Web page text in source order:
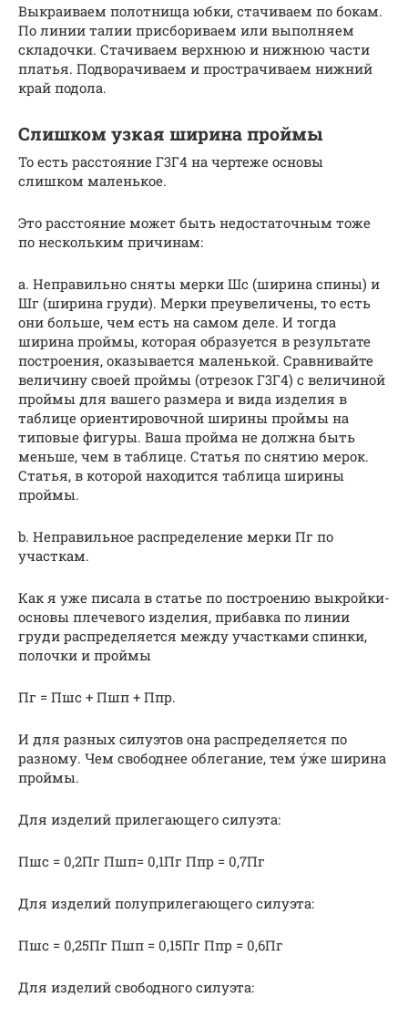
Выкраиваем полотнища юбки, стачиваем по бокам.
По линии талии присбориваем или выполняем
складочки. Стачиваем верхнюю и нижнюю части
платья. Подворачиваем и прострачиваем нижний
край подола.
Слишком узкая ширина проймы
То есть расстояние Г3Г4 на чертеже основы
слишком маленькое.
Это расстояние может быть недостаточным тоже
по нескольким причинам:
a. Неправильно сняты мерки Шс (ширина спины) и
Шг (ширина груди). Мерки преувеличены, то есть
они больше, чем есть на самом деле. И тогда
ширина проймы, которая образуется в результате
построения, оказывается маленькой. Сравнивайте
величину своей проймы (отрезок Г3Г4) с величиной
проймы для вашего размера и вида изделия в
таблице ориентировочной ширины проймы на
типовые фигуры. Ваша пройма не должна быть
меньше, чем в таблице. Статья по снятию мерок.
Статья, в которой находится таблица ширины
проймы.
b. Неправильное распределение мерки Пг по
участкам.
Как я уже писала в статье по построению выкройки-
основы плечевого изделия, прибавка по линии
груди распределяется между участками спинки,
полочки и проймы
Пг = Пшс + Пшп + Ппр.
И для разных силуэтов она распределяется по
разному. Чем свободнее облегание, тем ýже ширина
проймы.
Для изделий прилегающего силуэта:
Пшс = 0,2Пг Пшп= 0,1Пг Ппр = 0,7Пг
Для изделий полуприлегающего силуэта:
Пшс = 0,25Пг Пшп = 0,15Пг Ппр = 0,6Пг
Для изделий свободного силуэта: